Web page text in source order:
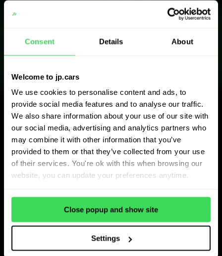
Consent Details About
Welcome to jp.cars
We use cookies to personalise content and ads, to
provide social media features and to analyse our traffic.
We also share information about your use of our site with
our social media, advertising and analytics partners who
may combine it with other information that you’ve
provided to them or that they’ve collected from your use
of their services. You're ok with this when browsing our
website, you can update your preferences anytime.
Close popup and show site
Settings